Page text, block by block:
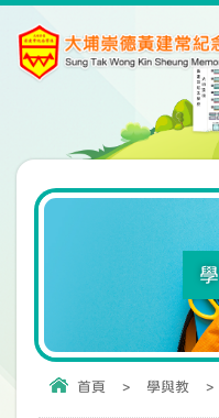
首頁 > 學與教 >